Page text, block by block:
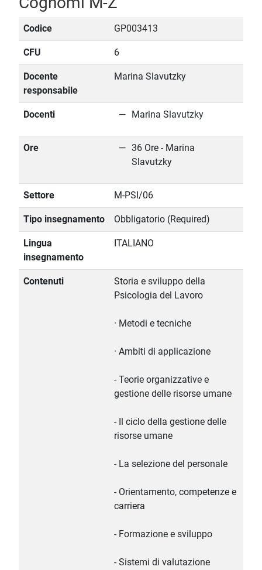
Codice GP003413
CFU 6
Docente
responsabile
Marina Slavutzky
Docenti Marina Slavutzky
Ore
36 Ore - Marina
Slavutzky
Settore M-PSI/06
Tipo insegnamento Obbligatorio (Required)
Lingua
insegnamento
ITALIANO
Contenuti
Storia e sviluppo della
Psicologia del Lavoro
· Metodi e tecniche
· Ambiti di applicazione
- Teorie organizzative e
gestione delle risorse umane
- Il ciclo della gestione delle
risorse umane
- La selezione del personale
- Orientamento, competenze e
carriera
- Formazione e sviluppo
- Sistemi di valutazione